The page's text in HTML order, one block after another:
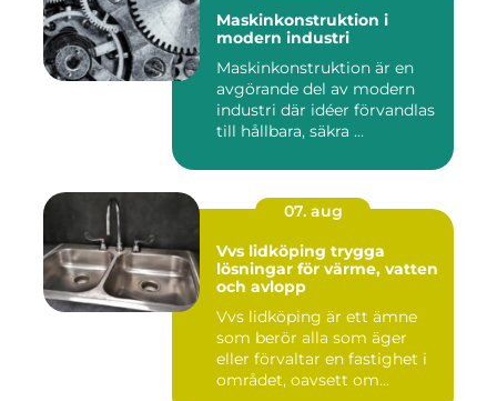
Maskinkonstruktion i
modern industri
Maskinkonstruktion är en
avgörande del av modern
industri där idéer förvandlas
till hållbara, säkra ...
07. aug
Vvs lidköping trygga
lösningar för värme, vatten
och avlopp
Vvs lidköping är ett ämne
som berör alla som äger
eller förvaltar en fastighet i
området, oavsett om...